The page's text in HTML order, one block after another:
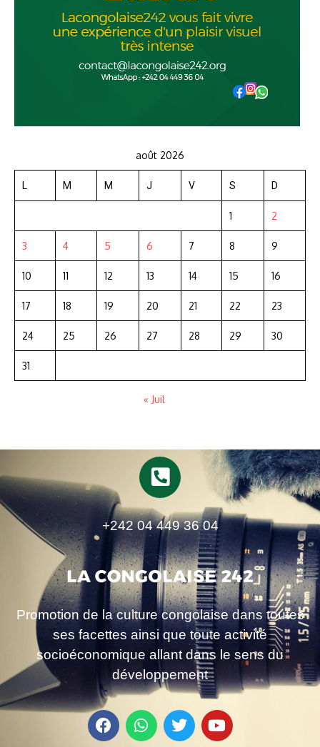
août 2026
L M M J V S D
1 2
3 4 5 6 7 8 9
10 11 12 13 14 15 16
17 18 19 20 21 22 23
24 25 26 27 28 29 30
31
« Juil
+242 04 449 36 04
Promotion de la culture congolaise dans toutes
ses facettes ainsi que toute activité
socioéconomique allant dans le sens du
développement